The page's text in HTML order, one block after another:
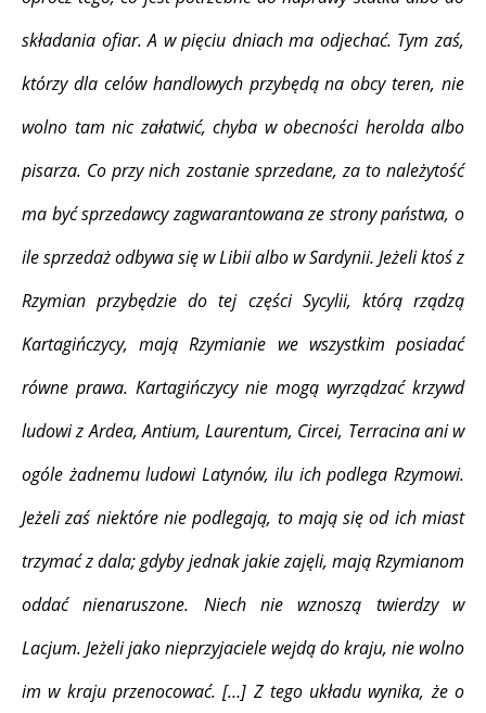
składania ofiar. A w pięciu dniach ma odjechać. Tym zaś,
którzy dla celów handlowych przybędą na obcy teren, nie
wolno tam nic załatwić, chyba w obecności herolda albo
pisarza. Co przy nich zostanie sprzedane, za to należytość
ma być sprzedawcy zagwarantowana ze strony państwa, o
ile sprzedaż odbywa się w Libii albo w Sardynii. Jeżeli ktoś z
Rzymian przybędzie do tej części Sycylii, którą rządzą
Kartagińczycy, mają Rzymianie we wszystkim posiadać
równe prawa. Kartagińczycy nie mogą wyrządzać krzywd
ludowi z Ardea, Antium, Laurentum, Circei, Terracina ani w
ogóle żadnemu ludowi Latynów, ilu ich podlega Rzymowi.
Jeżeli zaś niektóre nie podlegają, to mają się od ich miast
trzymać z dala; gdyby jednak jakie zajęli, mają Rzymianom
oddać nienaruszone. Niech nie wznoszą twierdzy w
Lacjum. Jeżeli jako nieprzyjaciele wejdą do kraju, nie wolno
im w kraju przenocować. […] Z tego układu wynika, że o